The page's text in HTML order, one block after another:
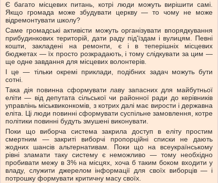
Є багато місцевих питань, котрі люди можуть вирішити самі.
Якщо громада може збудувати церкву — то чому не може
відремонтувати школу?
Саме громадські активісти можуть організувати впорядкування
прибудинкових територій, дати раду під'їздам і вулицям. Певні
кошти, закладені на ремонти, є і в теперішніх місцевих
бюджетах — їх просто розкрадають, і тому слідкувати за цим —
ще одне завдання для місцевих волонтерів.
І це — тільки окремі приклади, подібних задач можуть бути
сотні.
Така дія повинна сформувати лаву запасних для майбутньої
еліти — від депутата сільської чи районної ради до керівників
управлінь міськвиконкомів, з котрих далі має вирости і державна
еліта. Ці люди повинні сформувати суспільне замовлення, котре
політики повинні будуть змушені виконувати.
Поки що виборча система закрила доступ в еліту простим
смертним — закриті виборчі пропорційні списки не дають
жодних шансів альтернативам. Поки що на всеукраїнському
рівні зламати таку систему є неможливо — тому необхідно
пробивати межу в 3% на місцях, хоча б таким боком входити у
владу, служити джерелом інформації для своїх виборців — і
потрошку формувати критичну масу своїх.